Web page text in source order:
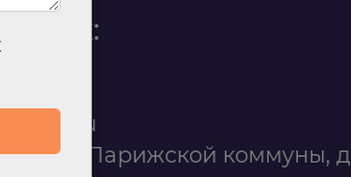
ул. Парижской коммуны,